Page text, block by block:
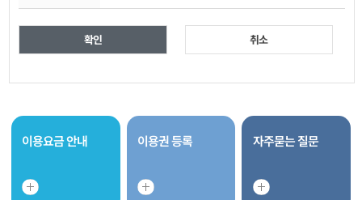
확인 취소
이용요금 안내 이용권 등록 자주묻는 질문